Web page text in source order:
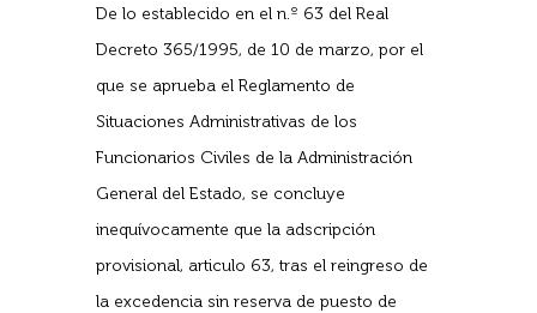
De lo establecido en el n.º 63 del Real
Decreto 365/1995, de 10 de marzo, por el
que se aprueba el Reglamento de
Situaciones Administrativas de los
Funcionarios Civiles de la Administración
General del Estado, se concluye
inequívocamente que la adscripción
provisional, articulo 63, tras el reingreso de
la excedencia sin reserva de puesto de